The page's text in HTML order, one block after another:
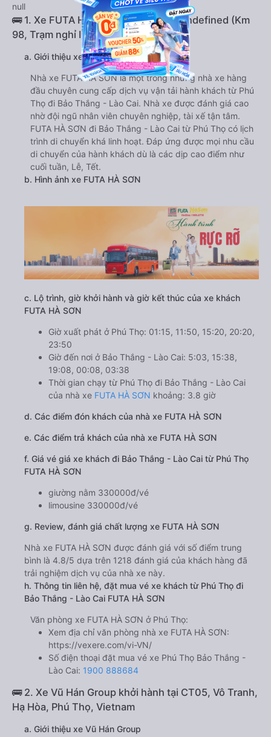
null
🚌 1. Xe FUTA HÀ SƠN khởi hành tại undefined (Km
98, Trạm nghỉ IC11, Phú Thọ)
a. Giới thiệu xe FUTA HÀ SƠN
Nhà xe FUTA HÀ SƠN là một trong những nhà xe hàng
đầu chuyên cung cấp dịch vụ vận tải hành khách từ Phú
Thọ đi Bảo Thắng - Lào Cai. Nhà xe được đánh giá cao
nhờ đội ngũ nhân viên chuyên nghiệp, tài xế tận tâm.
FUTA HÀ SƠN đi Bảo Thắng - Lào Cai từ Phú Thọ có lịch
trình di chuyển khá linh hoạt. Đáp ứng được mọi nhu cầu
di chuyển của hành khách dù là các dịp cao điểm như
cuối tuần, Lễ, Tết.
b. Hình ảnh xe FUTA HÀ SƠN
c. Lộ trình, giờ khởi hành và giờ kết thúc của xe khách
FUTA HÀ SƠN
Giờ xuất phát ở Phú Thọ: 01:15, 11:50, 15:20, 20:20,
23:50
Giờ đến nơi ở Bảo Thắng - Lào Cai: 5:03, 15:38,
19:08, 00:08, 03:38
Thời gian chạy từ Phú Thọ đi Bảo Thắng - Lào Cai
của nhà xe FUTA HÀ SƠN khoảng: 3.8 giờ
d. Các điểm đón khách của nhà xe FUTA HÀ SƠN
e. Các điểm trả khách của nhà xe FUTA HÀ SƠN
f. Giá vé giá xe khách đi Bảo Thắng - Lào Cai từ Phú Thọ
FUTA HÀ SƠN
giường nằm 330000đ/vé
limousine 330000đ/vé
g. Review, đánh giá chất lượng xe FUTA HÀ SƠN
Nhà xe FUTA HÀ SƠN được đánh giá với số điểm trung
bình là 4.8/5 dựa trên 1218 đánh giá của khách hàng đã
trải nghiệm dịch vụ của nhà xe này.
h. Thông tin liên hệ, đặt mua vé xe khách từ Phú Thọ đi
Bảo Thắng - Lào Cai FUTA HÀ SƠN
Văn phòng xe FUTA HÀ SƠN ở Phú Thọ:
Xem địa chỉ văn phòng nhà xe FUTA HÀ SƠN:
https://vexere.com/vi-VN/
Số điện thoại đặt mua vé xe Phú Thọ Bảo Thắng -
Lào Cai: 1900 888684
🚌 2. Xe Vũ Hán Group khởi hành tại CT05, Vô Tranh,
Hạ Hòa, Phú Thọ, Vietnam
a. Giới thiệu xe Vũ Hán Group